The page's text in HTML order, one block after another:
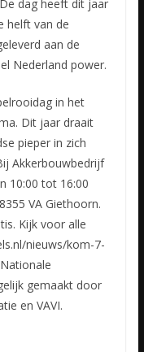
dag heeft dit jaar
helft van de
aan de
Nederland power.
in het
Dit jaar draait
pieper in zich
Akkerbouwbedrijf
10:00 tot 16:00
VA Giethoorn.
Kijk voor alle
nieuws/kom-7-
gemaakt door
en VAVI.